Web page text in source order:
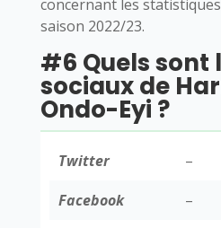
concernant les
saison 2022/23.
#6 Quels sont
sociaux de
Ondo-Eyi ?
Twitter –
Facebook
–